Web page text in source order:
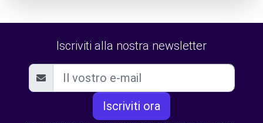
Iscriviti alla nostra newsletter
Iscriviti ora